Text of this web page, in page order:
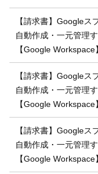
【請求書】Googleス
自動作成・一元管理
【Google Workspace】
【請求書】Googleス
自動作成・一元管理
【Google Workspace】
【請求書】Googleス
自動作成・一元管理
【Google Workspace】